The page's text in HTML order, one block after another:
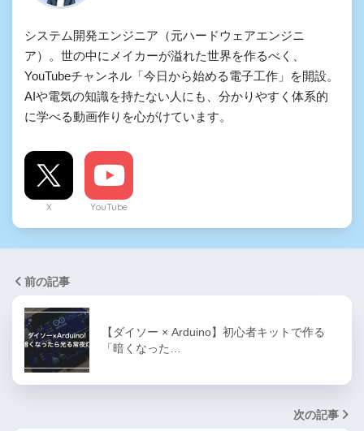
システム開発エンジニア（元ハードウェアエンジニ
ア）。世の中にメイカーが溢れた世界を作るべく、
YouTubeチャンネル「今日から始める電子工作」を開設。
AIや電気の知識を持たない人にも、分かりやすく体系的
に学べる動画作りを心がけています。
X YouTube
前の記事
【ダイソー × Arduino】初心者キットで作る
「暗くなった…
次の記事